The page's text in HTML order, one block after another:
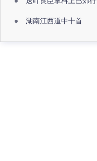
湖南江西道中十首